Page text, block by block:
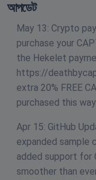
আপডেট
May 13: Crypto
purchase your
the Hekelet
https://
extra 20% FREE
purchased this way.
Apr 15: GitHub
expanded sample
added support for
smoother than